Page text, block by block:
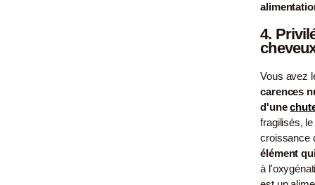
4.
Vous avez
carences
d'une
fragilisés,
croissance
élément
à